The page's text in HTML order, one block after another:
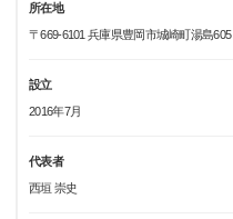
所在地
〒669-6101 兵庫県豊岡市城崎町湯島605
設立
2016年7月
代表者
西垣 崇史